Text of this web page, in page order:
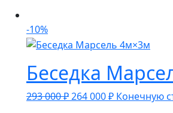
-10%
Беседка
293 000₽ Первоначальная
264 000₽Текущая
Конечную